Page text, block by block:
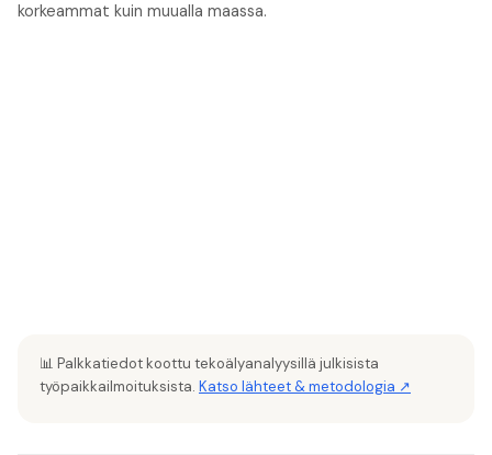
korkeammat kuin muualla maassa.
📊 Palkkatiedot koottu tekoälyanalyysillä julkisista
työpaikkailmoituksista. Katso lähteet & metodologia ↗